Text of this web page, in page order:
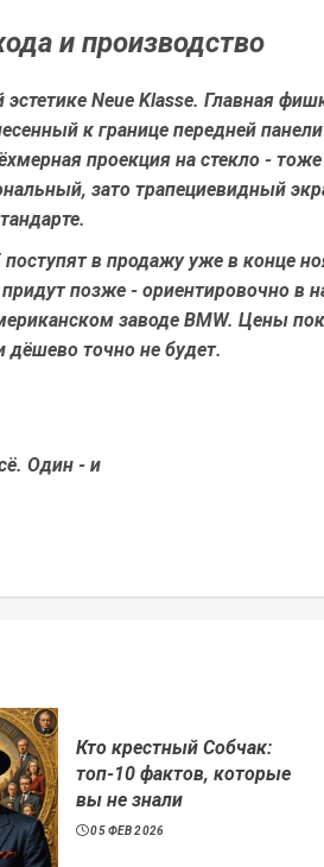
и производство
Neue Klasse. Главная
к границе передней
проекция на стекло - тоже
зато трапециевидный
в продажу уже в конце
позже - ориентировочно в
заводе BMW. Цены
дёшево точно не будет.
Один - и
Кто крестный Собчак:
топ-10 фактов, которые
вы не знали
05 ФЕВ 2026